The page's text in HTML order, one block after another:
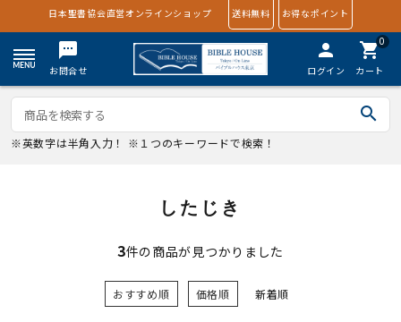
日本聖書協会直営オンラインショップ 送料無料 お得なポイント
textsms
お問合せ
person
ログイン
0
shopping_cart
カート
search
※英数字は半角入力！ ※１つのキーワードで検索！
したじき
3件の商品が見つかりました
おすすめ順 価格順 新着順